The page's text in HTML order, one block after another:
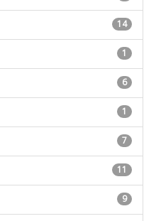
14
1
6
1
7
11
9